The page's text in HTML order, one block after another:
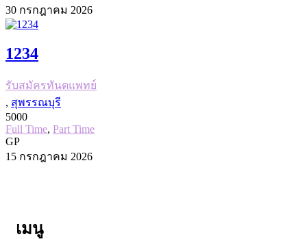
30 กรกฎาคม 2026
1234
รับสมัครทันตแพทย์
, สุพรรณบุรี
5000
Full Time, Part Time
GP
15 กรกฎาคม 2026
เมนู